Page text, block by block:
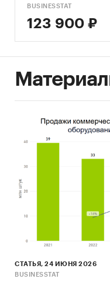
Россия / Северо-
BUSINESSTAT
123 900 ₽
СТАТЬЯ, 24 ИЮНЯ 2026
BUSINESSTAT